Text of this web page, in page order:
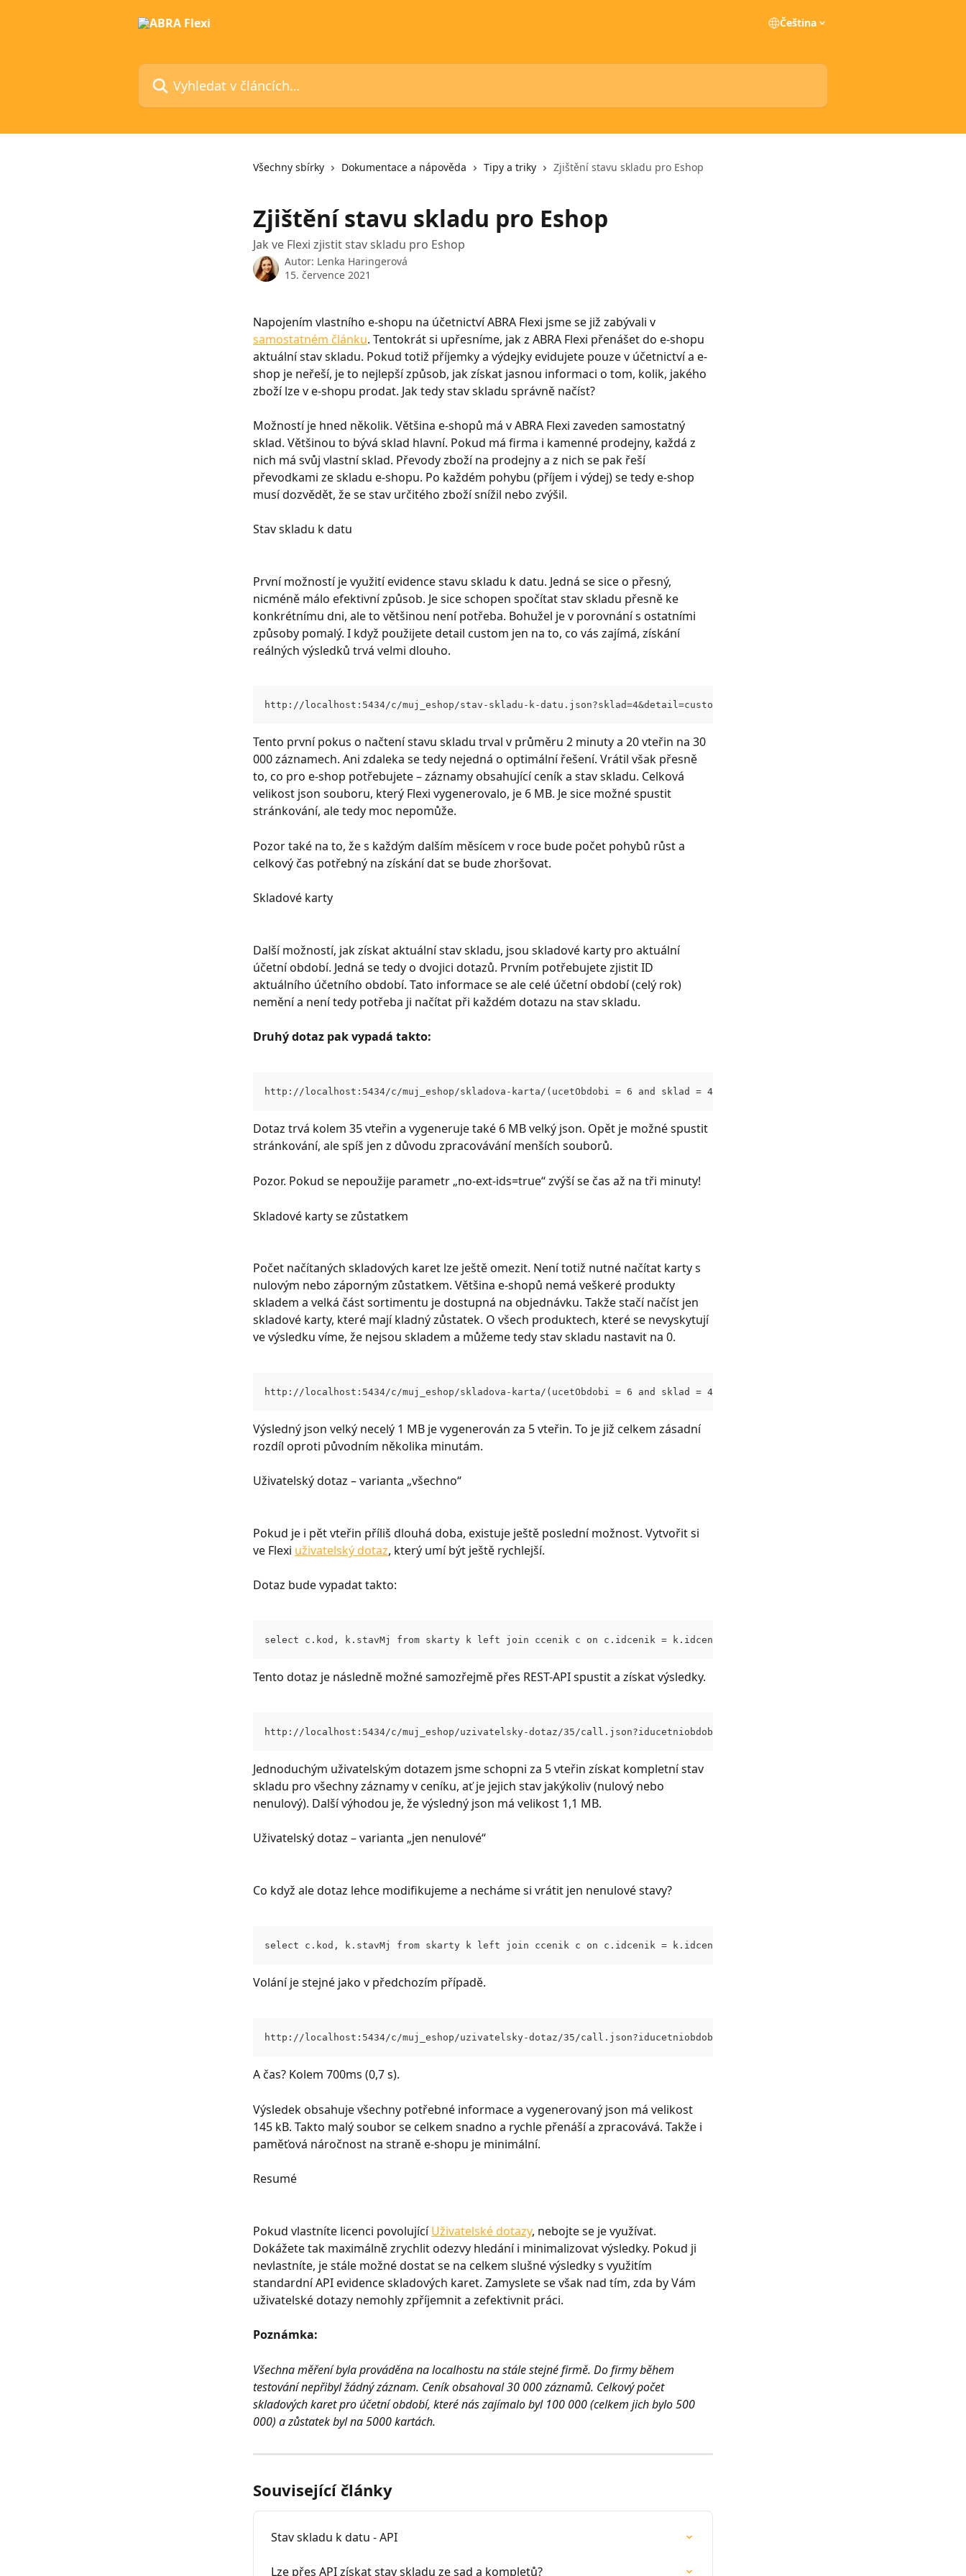
Čeština
Vyhledat v článcích…
Všechny sbírky Dokumentace a nápověda Tipy a triky Zjištění stavu skladu pro Eshop
Zjištění stavu skladu pro Eshop
Jak ve Flexi zjistit stav skladu pro Eshop
Autor: Lenka Haringerová
15. července 2021
Napojením vlastního e-shopu na účetnictví ABRA Flexi jsme se již zabývali v
samostatném článku. Tentokrát si upřesníme, jak z ABRA Flexi přenášet do e-shopu
aktuální stav skladu. Pokud totiž příjemky a výdejky evidujete pouze v účetnictví a e-
shop je neřeší, je to nejlepší způsob, jak získat jasnou informaci o tom, kolik, jakého
zboží lze v e-shopu prodat. Jak tedy stav skladu správně načíst?
Možností je hned několik. Většina e-shopů má v ABRA Flexi zaveden samostatný
sklad. Většinou to bývá sklad hlavní. Pokud má firma i kamenné prodejny, každá z
nich má svůj vlastní sklad. Převody zboží na prodejny a z nich se pak řeší
převodkami ze skladu e-shopu. Po každém pohybu (příjem i výdej) se tedy e-shop
musí dozvědět, že se stav určitého zboží snížil nebo zvýšil.
Stav skladu k datu
První možností je využití evidence stavu skladu k datu. Jedná se sice o přesný,
nicméně málo efektivní způsob. Je sice schopen spočítat stav skladu přesně ke
konkrétnímu dni, ale to většinou není potřeba. Bohužel je v porovnání s ostatními
způsoby pomalý. I když použijete detail custom jen na to, co vás zajímá, získání
reálných výsledků trvá velmi dlouho.
http://localhost:5434/c/muj_eshop/stav-skladu-k-datu.json?sklad=4&detail=custom:cenik,stavMJ&limit=0
Tento první pokus o načtení stavu skladu trval v průměru 2 minuty a 20 vteřin na 30
000 záznamech. Ani zdaleka se tedy nejedná o optimální řešení. Vrátil však přesně
to, co pro e-shop potřebujete – záznamy obsahující ceník a stav skladu. Celková
velikost json souboru, který Flexi vygenerovalo, je 6 MB. Je sice možné spustit
stránkování, ale tedy moc nepomůže.
Pozor také na to, že s každým dalším měsícem v roce bude počet pohybů růst a
celkový čas potřebný na získání dat se bude zhoršovat.
Skladové karty
Další možností, jak získat aktuální stav skladu, jsou skladové karty pro aktuální
účetní období. Jedná se tedy o dvojici dotazů. Prvním potřebujete zjistit ID
aktuálního účetního období. Tato informace se ale celé účetní období (celý rok)
nemění a není tedy potřeba ji načítat při každém dotazu na stav skladu.
Druhý dotaz pak vypadá takto:
http://localhost:5434/c/muj_eshop/skladova-karta/(ucetObdobi = 6 and sklad =
Dotaz trvá kolem 35 vteřin a vygeneruje také 6 MB velký json. Opět je možné spustit
stránkování, ale spíš jen z důvodu zpracovávání menších souborů.
Pozor. Pokud se nepoužije parametr „no-ext-ids=true“ zvýší se čas až na tři minuty!
Skladové karty se zůstatkem
Počet načítaných skladových karet lze ještě omezit. Není totiž nutné načítat karty s
nulovým nebo záporným zůstatkem. Většina e-shopů nemá veškeré produkty
skladem a velká část sortimentu je dostupná na objednávku. Takže stačí načíst jen
skladové karty, které mají kladný zůstatek. O všech produktech, které se nevyskytují
ve výsledku víme, že nejsou skladem a můžeme tedy stav skladu nastavit na 0.
http://localhost:5434/c/muj_eshop/skladova-karta/(ucetObdobi = 6 and sklad = 4 and stavMJ >
Výsledný json velký necelý 1 MB je vygenerován za 5 vteřin. To je již celkem zásadní
rozdíl oproti původním několika minutám.
Uživatelský dotaz – varianta „všechno“
Pokud je i pět vteřin příliš dlouhá doba, existuje ještě poslední možnost. Vytvořit si
ve Flexi uživatelský dotaz, který umí být ještě rychlejší.
Dotaz bude vypadat takto:
select c.kod, k.stavMj from skarty k left join ccenik c on c.idcenik = k.idcenik where k.iducetobdobi = <> and k.idskladu
Tento dotaz je následně možné samozřejmě přes REST-API spustit a získat výsledky.
http://localhost:5434/c/muj_eshop/uzivatelsky-dotaz/35/call.json?iducetniobdobi=6&idskladu=4&limit=0
Jednoduchým uživatelským dotazem jsme schopni za 5 vteřin získat kompletní stav
skladu pro všechny záznamy v ceníku, ať je jejich stav jakýkoliv (nulový nebo
nenulový). Další výhodou je, že výsledný json má velikost 1,1 MB.
Uživatelský dotaz – varianta „jen nenulové“
Co když ale dotaz lehce modifikujeme a necháme si vrátit jen nenulové stavy?
select c.kod, k.stavMj from skarty k left join ccenik c on c.idcenik = k.idcenik where k.iducetobdobi = <> and k.idskladu
Volání je stejné jako v předchozím případě.
http://localhost:5434/c/muj_eshop/uzivatelsky-dotaz/35/call.json?iducetniobdobi=6&idskladu=4&limit=0
A čas? Kolem 700ms (0,7 s).
Výsledek obsahuje všechny potřebné informace a vygenerovaný json má velikost
145 kB. Takto malý soubor se celkem snadno a rychle přenáší a zpracovává. Takže i
paměťová náročnost na straně e-shopu je minimální.
Resumé
Pokud vlastníte licenci povolující Uživatelské dotazy, nebojte se je využívat.
Dokážete tak maximálně zrychlit odezvy hledání i minimalizovat výsledky. Pokud ji
nevlastníte, je stále možné dostat se na celkem slušné výsledky s využitím
standardní API evidence skladových karet. Zamyslete se však nad tím, zda by Vám
uživatelské dotazy nemohly zpříjemnit a zefektivnit práci.
Poznámka:
Všechna měření byla prováděna na localhostu na stále stejné firmě. Do firmy během
testování nepřibyl žádný záznam. Ceník obsahoval 30 000 záznamů. Celkový počet
skladových karet pro účetní období, které nás zajímalo byl 100 000 (celkem jich bylo 500
000) a zůstatek byl na 5000 kartách.
Související články
Stav skladu k datu - API
Lze přes API získat stav skladu ze sad a kompletů?